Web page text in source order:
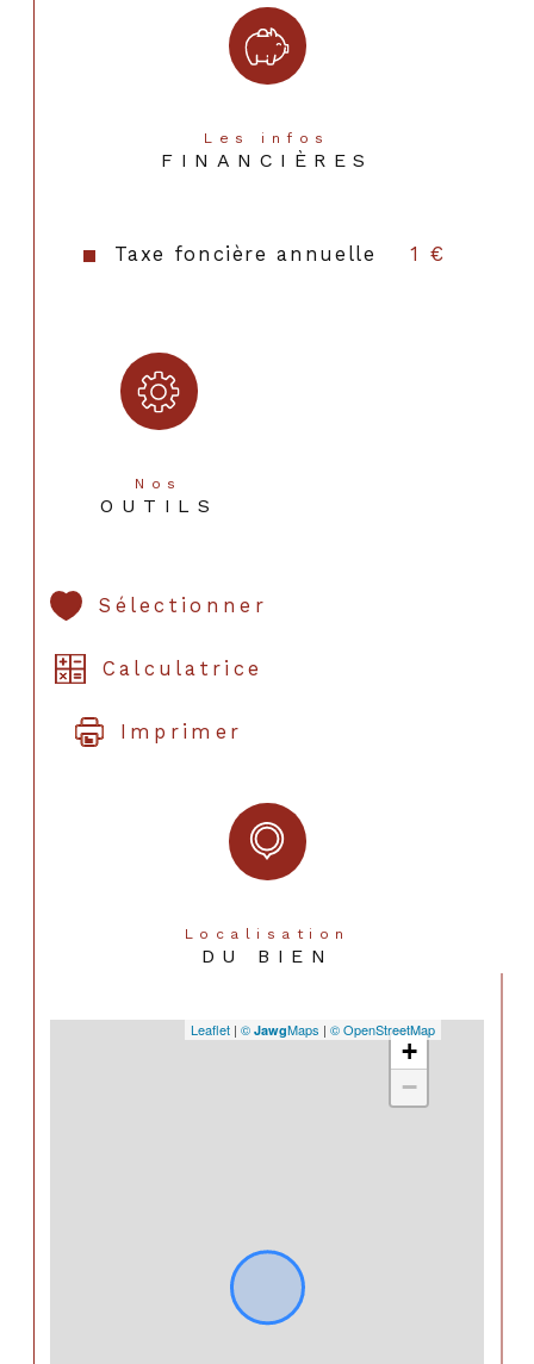
Les infos
FINANCIÈRES
Taxe foncière annuelle 1 €
Nos
OUTILS
Sélectionner
Calculatrice
Imprimer
Localisation
DU BIEN
+
−
Leaflet | © JawgMaps | © OpenStreetMap